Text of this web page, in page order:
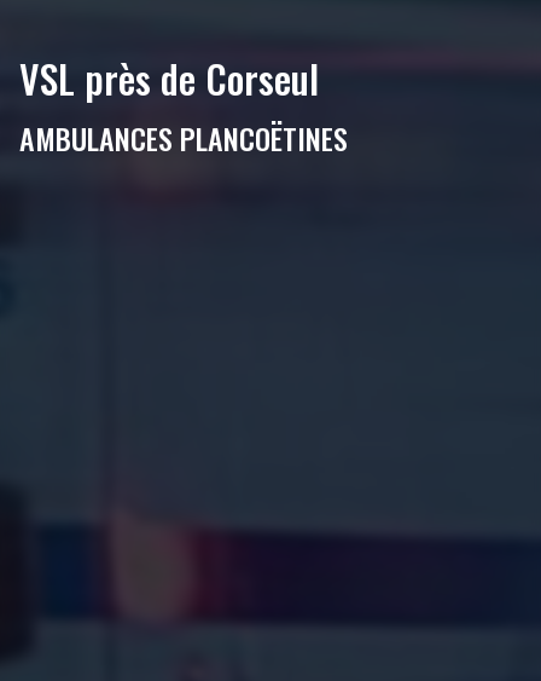
VSL près de Corseul
AMBULANCES PLANCOËTINES